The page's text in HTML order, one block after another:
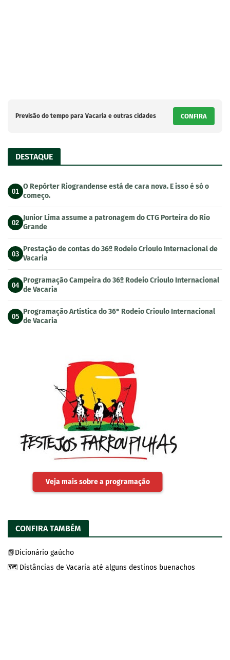
Previsão do tempo para Vacaria e outras cidades CONFIRA
DESTAQUE
01
O Repórter Riograndense está de cara nova. E isso é só o
começo.
02
Junior Lima assume a patronagem do CTG Porteira do Rio
Grande
03
Prestação de contas do 36º Rodeio Crioulo Internacional de
Vacaria
04
Programação Campeira do 36º Rodeio Crioulo Internacional
de Vacaria
05
Programação Artística do 36° Rodeio Crioulo Internacional
de Vacaria
Veja mais sobre a programação
CONFIRA TAMBÉM
📗Dicionário gaúcho
🗺️ Distâncias de Vacaria até alguns destinos buenachos